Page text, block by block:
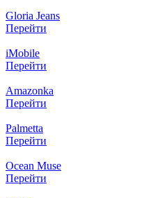
Gloria Jeans
Перейти
iMobile
Перейти
Amazonka
Перейти
Palmetta
Перейти
Ocean Muse
Перейти